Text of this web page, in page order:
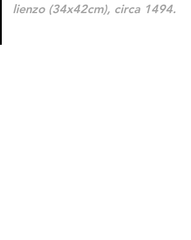
lienzo (34x42cm), circa 1494.